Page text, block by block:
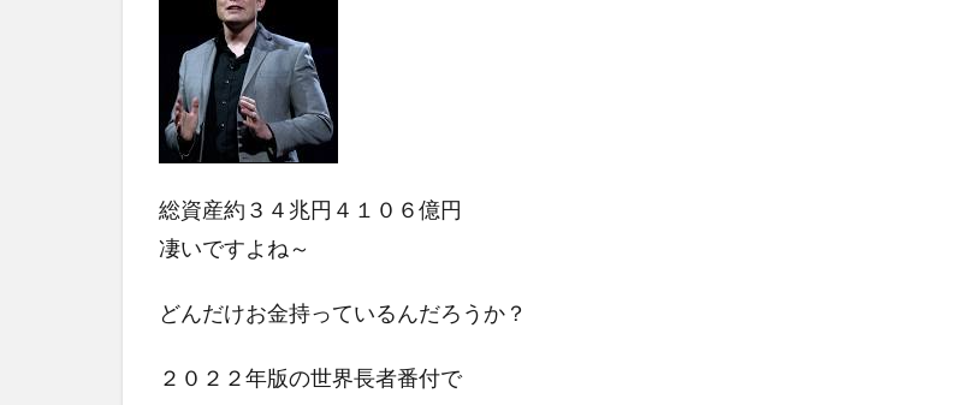
総資産約３４兆円４１０６億円
凄いですよね～
どんだけお金持っているんだろうか？
２０２２年版の世界長者番付で